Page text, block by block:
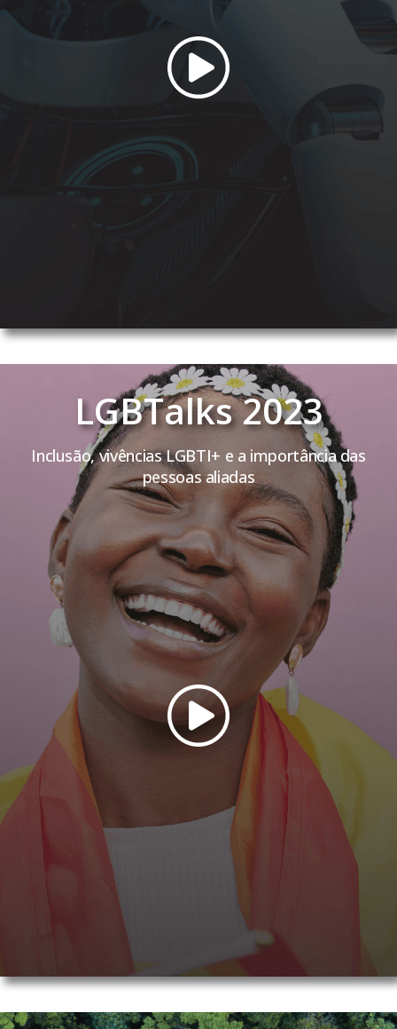
LGBTalks 2023
Inclusão, vivências LGBTI+ e a importância das
pessoas aliadas